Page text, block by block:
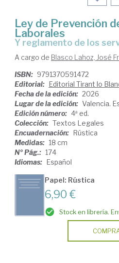
Ley de Prevención
Laborales
y reglamento de los
A cargo de Blasco Lahoz, José
ISBN: 9791370591472
Editorial: Editorial Tirant lo
Fecha de la edición: 2026
Lugar de la edición: Valencia.
Edición número: 4ª ed.
Colección: Textos Legales
Encuadernación: Rústica
Medidas: 18 cm
Nº Pág.: 174
Idiomas: Español
Papel: Rústica
6,90 €
Stock en librería.